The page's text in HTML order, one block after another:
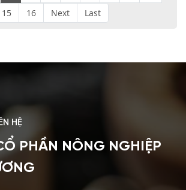
15
16 Next Last
HỆ
PHẦN NÔNG NGHIỆP